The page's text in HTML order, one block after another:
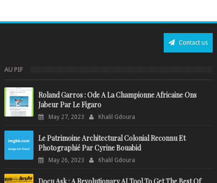
Contact us
AU PIF
Roland Garros : Ode A La Championne Africaine Ons
Jabeur Par Le Figaro
May 27, 2023 Khalil Gdoura
Le Patrimoine Architectural Colonial Reconnu Et
Photographié Par Cyrine Bouabid
May 26, 2023 Khalil Gdoura
Docu Ask : A Revolutionary AI Tool To Get The Best Of